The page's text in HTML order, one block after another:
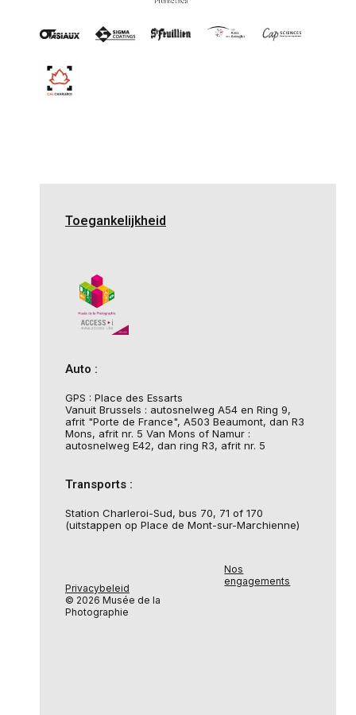
Toegankelijkheid
Auto :
GPS : Place des Essarts
Vanuit Brussels : autosnelweg A54 en Ring 9,
afrit "Porte de France", A503 Beaumont, dan R3
Mons, afrit nr. 5 Van Mons of Namur :
autosnelweg E42, dan ring R3, afrit nr. 5
Transports :
Station Charleroi-Sud, bus 70, 71 of 170
(uitstappen op Place de Mont-sur-Marchienne)
Privacybeleid
© 2026 Musée de la
Photographie
Nos
engagements